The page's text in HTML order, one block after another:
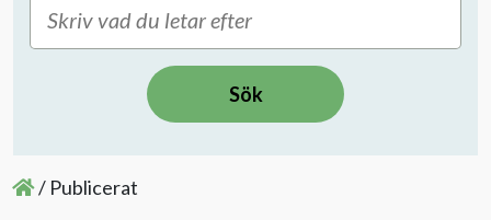
Om oss
Kontakta oss
/ Publicerat